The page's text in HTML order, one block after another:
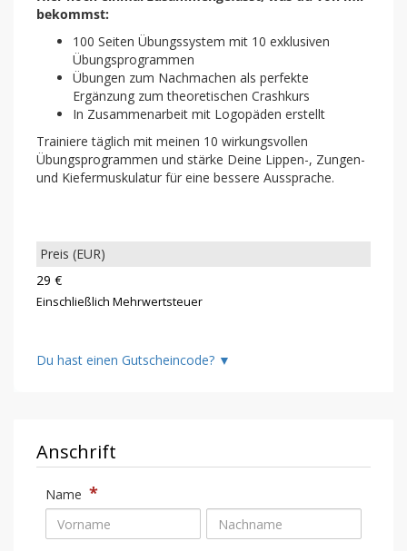
bekommst:
100 Seiten Übungssystem mit 10 exklusiven
Übungsprogrammen
Übungen zum Nachmachen als perfekte
Ergänzung zum theoretischen Crashkurs
In Zusammenarbeit mit Logopäden erstellt
Trainiere täglich mit meinen 10 wirkungsvollen
Übungsprogrammen und stärke Deine Lippen-, Zungen-
und Kiefermuskulatur für eine bessere Aussprache.
29 €
Einschließlich Mehrwertsteuer
▼
Anschrift
Name *